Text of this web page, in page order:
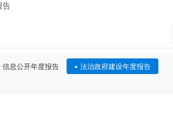
告
信息公开年度报告
法治政府建设年度报告